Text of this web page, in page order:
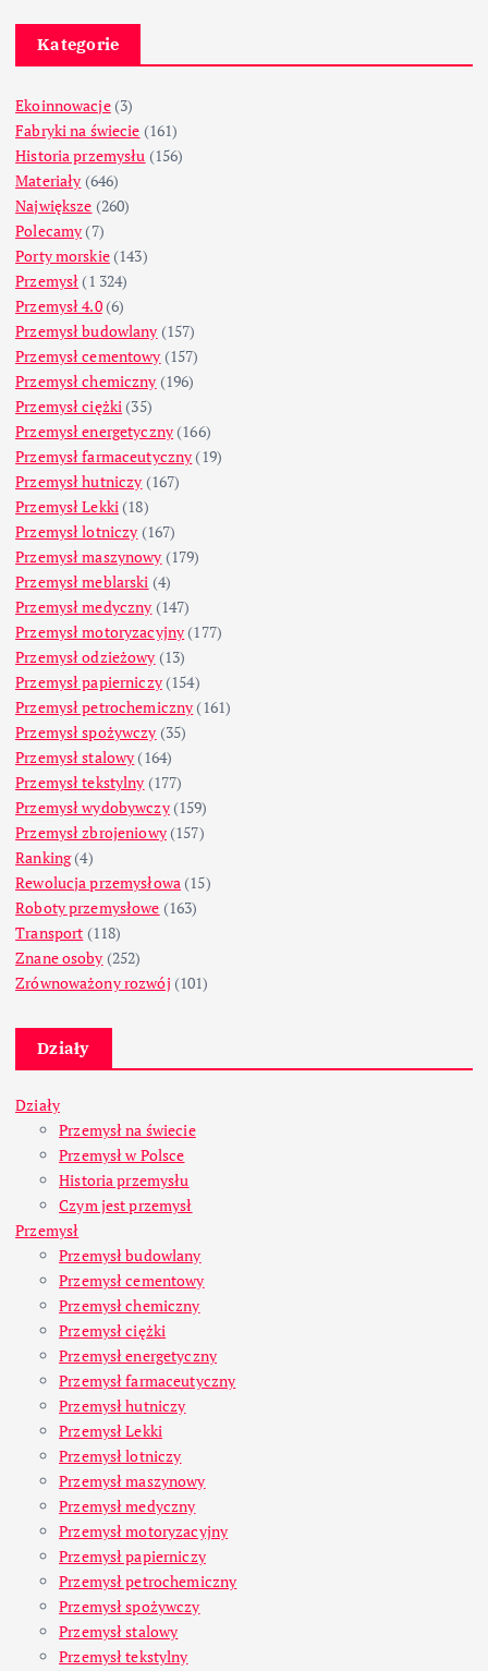
Kategorie
Ekoinnowacje(3)
Fabryki na świecie (161)
Historia przemysłu (156)
Materiały (646)
Największe (260)
Polecamy (7)
Porty morskie(143)
Przemysł (1 324)
Przemysł 4.0(6)
Przemysł budowlany (157)
Przemysł cementowy (157)
Przemysł chemiczny (196)
Przemysł ciężki (35)
Przemysł energetyczny (166)
Przemysł farmaceutyczny (19)
Przemysł hutniczy (167)
Przemysł Lekki (18)
Przemysł lotniczy (167)
Przemysł maszynowy (179)
Przemysł meblarski (4)
Przemysł medyczny (147)
Przemysł motoryzacyjny (177)
Przemysł odzieżowy (13)
Przemysł papierniczy(154)
Przemysł petrochemiczny (161)
Przemysł spożywczy (35)
Przemysł stalowy (164)
Przemysł tekstylny (177)
Przemysł wydobywczy(159)
Przemysł zbrojeniowy(157)
Ranking(4)
Rewolucja przemysłowa (15)
Roboty przemysłowe (163)
Transport (118)
Znane osoby (252)
Zrównoważony rozwój (101)
Działy
Działy
Przemysł na świecie
Przemysł w Polsce
Historia przemysłu
Czym jest przemysł
Przemysł
Przemysł budowlany
Przemysł cementowy
Przemysł chemiczny
Przemysł ciężki
Przemysł energetyczny
Przemysł farmaceutyczny
Przemysł hutniczy
Przemysł Lekki
Przemysł lotniczy
Przemysł maszynowy
Przemysł medyczny
Przemysł motoryzacyjny
Przemysł papierniczy
Przemysł petrochemiczny
Przemysł spożywczy
Przemysł stalowy
Przemysł tekstylny